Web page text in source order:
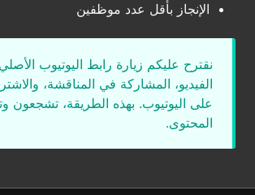
الإنجاز بأقل عدد موظفين
نقترح عليكم زيارة رابط اليوتيوب
الفيديو، المشاركة في المناقشة،
على اليوتيوب. بهذه الطريقة، تشجعون
المحتوى.